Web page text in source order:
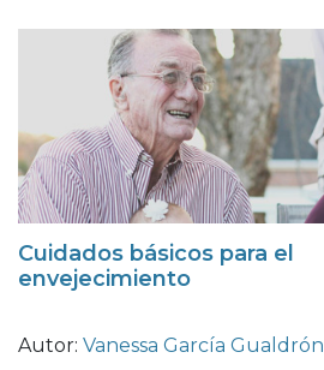
Cuidados básicos para el
envejecimiento
Autor: Vanessa García Gualdrón